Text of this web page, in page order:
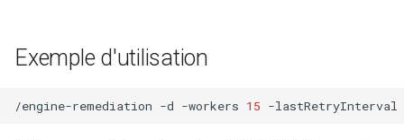
Exemple d'utilisation
/engine-remediation -d -workers 15 -lastRetryInterval